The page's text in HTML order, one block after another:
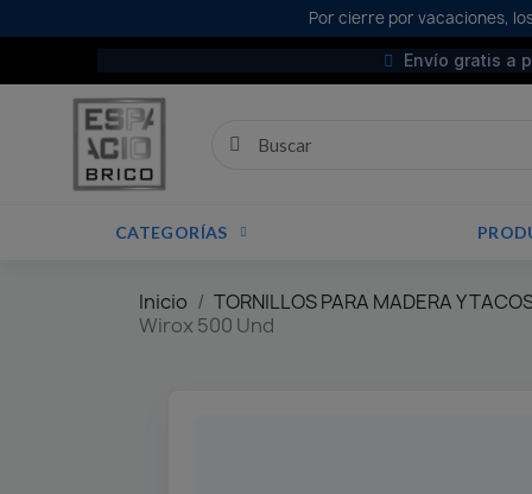
Por cierre por vacaciones,
Envío gratis a
CATEGORÍAS
Inicio
TORNILLOS PARA MADERA Y
Wirox 500 Und